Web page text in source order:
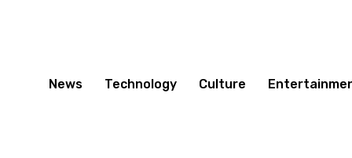
News Technology Culture